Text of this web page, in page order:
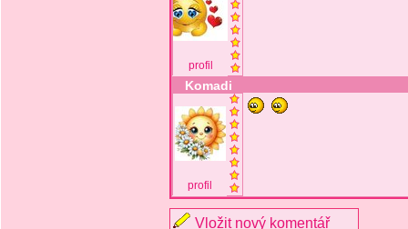
profil
Komadi
profil
Vložit nový komentář